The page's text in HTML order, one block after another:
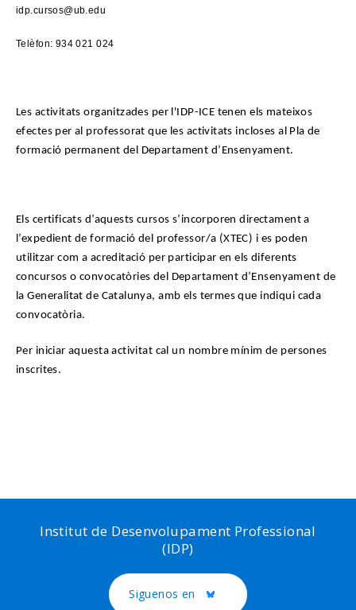
idp.cursos@ub.edu
Telèfon: 934 021 024
Les activitats organitzades per l'IDP-ICE tenen els mateixos
efectes per al professorat que les activitats incloses al Pla de
formació permanent del Departament d’Ensenyament.
Els certificats d’aquests cursos s’incorporen directament a
l’expedient de formació del professor/a (XTEC) i es poden
utilitzar com a acreditació per participar en els diferents
concursos o convocatòries del Departament d’Ensenyament de
la Generalitat de Catalunya, amb els termes que indiqui cada
convocatòria.
Per iniciar aquesta activitat cal un nombre mínim de persones
inscrites.
Institut de Desenvolupament Professional
(IDP)
Siguenos en Twitter